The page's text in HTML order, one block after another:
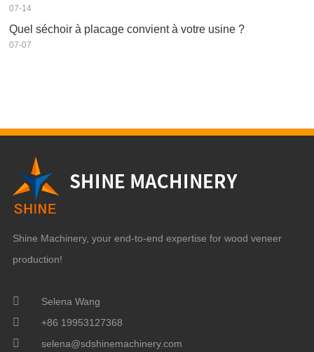
07-14
Quel séchoir à placage convient à votre usine ?
07-07
Shine Machinery, your end-to-end expertise for wood veneer
production!
Selena Wang
+86 19953127368
selena@sdshinemachinery.com